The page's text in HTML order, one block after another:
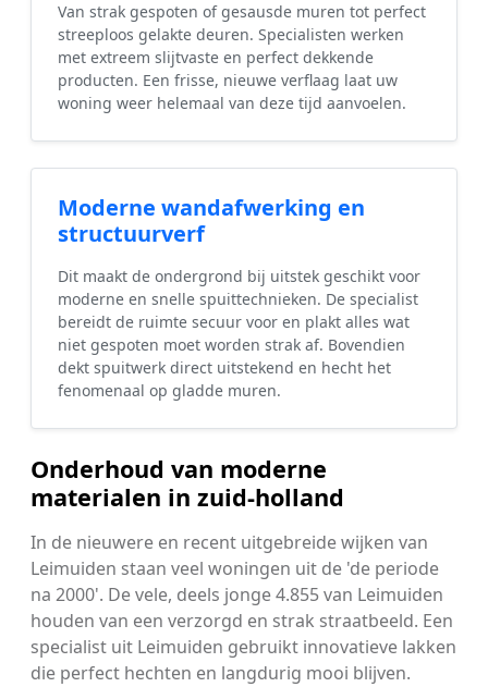
Van strak gespoten of gesausde muren tot perfect
streeploos gelakte deuren. Specialisten werken
met extreem slijtvaste en perfect dekkende
producten. Een frisse, nieuwe verflaag laat uw
woning weer helemaal van deze tijd aanvoelen.
Moderne wandafwerking en
structuurverf
Dit maakt de ondergrond bij uitstek geschikt voor
moderne en snelle spuittechnieken. De specialist
bereidt de ruimte secuur voor en plakt alles wat
niet gespoten moet worden strak af. Bovendien
dekt spuitwerk direct uitstekend en hecht het
fenomenaal op gladde muren.
Onderhoud van moderne
materialen in zuid-holland
In de nieuwere en recent uitgebreide wijken van
Leimuiden staan veel woningen uit de 'de periode
na 2000'. De vele, deels jonge 4.855 van Leimuiden
houden van een verzorgd en strak straatbeeld. Een
specialist uit Leimuiden gebruikt innovatieve lakken
die perfect hechten en langdurig mooi blijven.